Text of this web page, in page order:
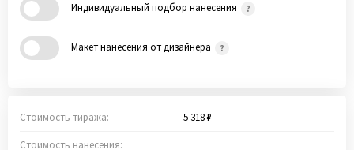
Индивидуальный подбор нанесения
Макет нанесения от дизайнера
Стоимость тиража: 5 318 ₽
Стоимость нанесения: